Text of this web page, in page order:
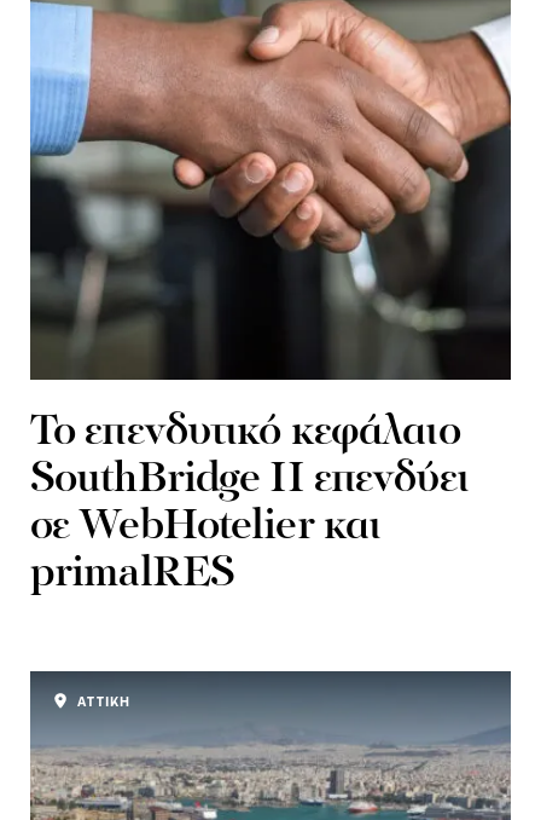
Το επενδυτικό κεφάλαιο
SouthBridge II επενδύει
σε WebHotelier και
primalRES
ΑΤΤΙΚΗ